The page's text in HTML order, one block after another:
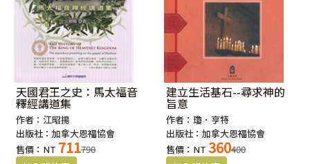
天國君王之史：馬太福音
釋經講道集
作者：江昭揚
出版社：加拿大恩福協會
售價：NT 711790
建立生活基石--尋求神的
旨意
作者：瓊．亨特
出版社：加拿大恩福協會
售價：NT 360400